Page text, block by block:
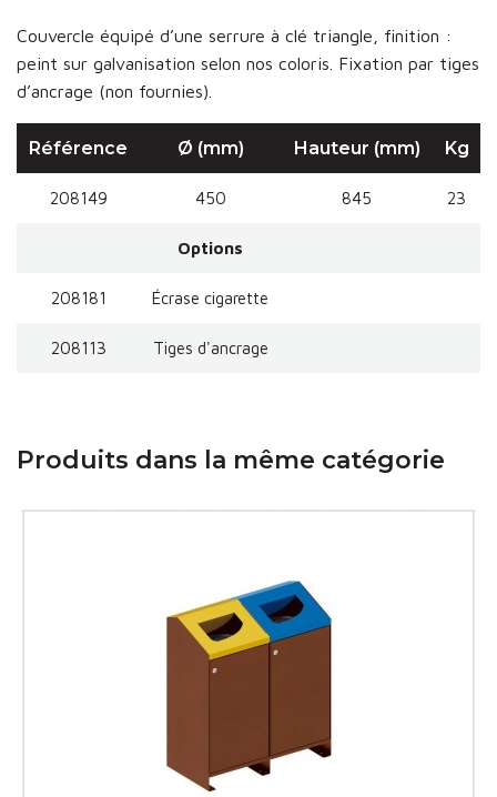
Couvercle équipé d’une serrure à clé triangle, finition :
peint sur galvanisation selon nos coloris. Fixation par tiges
d’ancrage (non fournies).
Référence Ø (mm) Hauteur (mm) Kg
208149 450 845 23
Options
208181 Écrase cigarette
208113 Tiges d'ancrage
Produits dans la même catégorie